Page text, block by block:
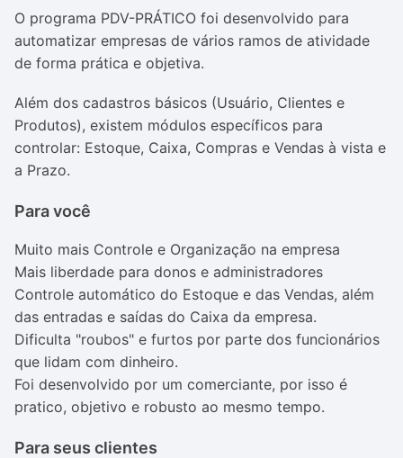
O programa PDV-PRÁTICO foi desenvolvido para
automatizar empresas de vários ramos de atividade
de forma prática e objetiva.
Além dos cadastros básicos (Usuário, Clientes e
Produtos), existem módulos específicos para
controlar: Estoque, Caixa, Compras e Vendas à vista e
a Prazo.
Para você
Muito mais Controle e Organização na empresa
Mais liberdade para donos e administradores
Controle automático do Estoque e das Vendas, além
das entradas e saídas do Caixa da empresa.
Dificulta "roubos" e furtos por parte dos funcionários
que lidam com dinheiro.
Foi desenvolvido por um comerciante, por isso é
pratico, objetivo e robusto ao mesmo tempo.
Para seus clientes